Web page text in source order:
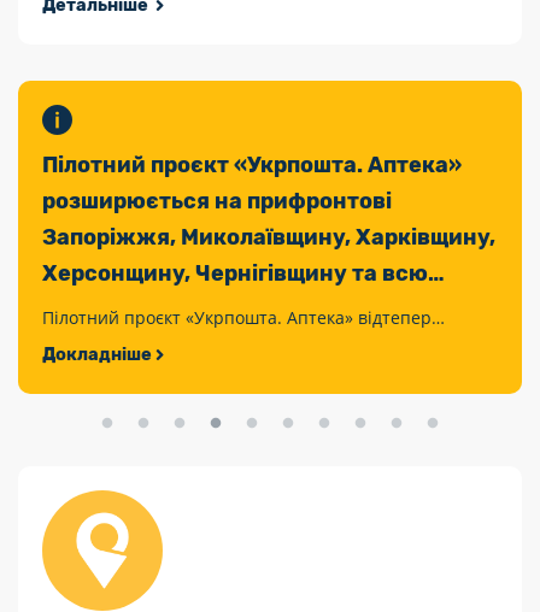
Детальніше
Пілотний проєкт «Укрпошта. Аптека»
розширюється на прифронтові
Запоріжжя, Миколаївщину, Харківщину,
Херсонщину, Чернігівщину та всю
Сумщину
Пілотний проєкт «Укрпошта. Аптека» відтепер
охоплює не лише Донеччину, а й всю Сумщину,
Докладніше